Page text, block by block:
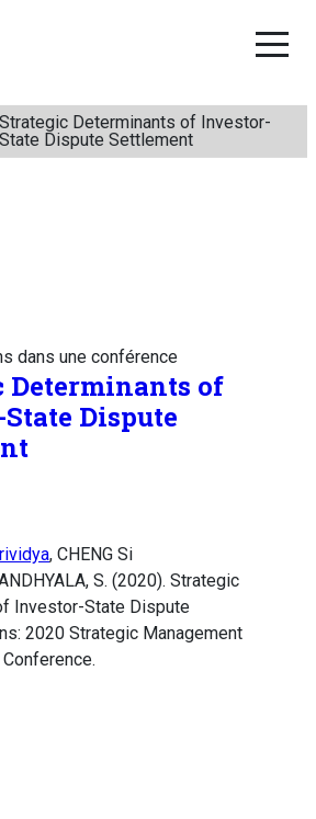
Strategic Determinants of Investor-
State Dispute Settlement
dans une conférence
Determinants of
Dispute
, CHENG Si
S. (2020). Strategic
Investor-State Dispute
2020 Strategic Management